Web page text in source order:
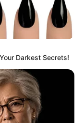
Darkest Secrets!